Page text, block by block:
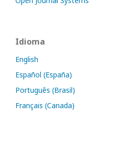
Idioma
English
Español (España)
Português (Brasil)
Français (Canada)